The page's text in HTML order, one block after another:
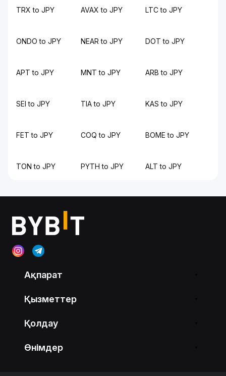
TRX to JPY AVAX to JPY LTC to JPY
ONDO to JPY NEAR to JPY DOT to JPY
APT to JPY MNT to JPY ARB to JPY
SEI to JPY TIA to JPY KAS to JPY
FET to JPY COQ to JPY BOME to JPY
TON to JPY PYTH to JPY ALT to JPY
Ақпарат
Қызметтер
Қолдау
Өнімдер